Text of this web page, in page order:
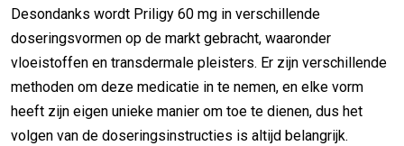
Desondanks wordt Priligy 60 mg in verschillende
doseringsvormen op de markt gebracht, waaronder
vloeistoffen en transdermale pleisters. Er zijn verschillende
methoden om deze medicatie in te nemen, en elke vorm
heeft zijn eigen unieke manier om toe te dienen, dus het
volgen van de doseringsinstructies is altijd belangrijk.